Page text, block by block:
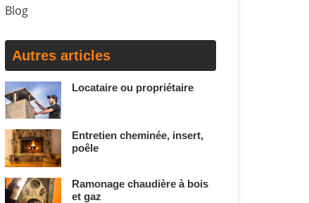
Blog
Autres articles
Locataire ou propriétaire
Entretien cheminée, insert,
poêle
Ramonage chaudière à bois
et gaz